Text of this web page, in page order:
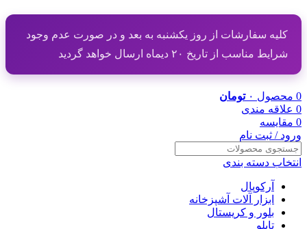
کلیه سفارشات از روز یکشنبه به بعد و در صورت عدم وجود
شرایط مناسب از تاریخ ۲۰ دیماه ارسال خواهد گردید
0 محصول ۰ تومان
0 علاقه مندی
0 مقایسه
ورود / ثبت نام
انتخاب دسته بندی
آرکوپال
ابزار آلات آشپزخانه
بلور و کریستال
تابلو